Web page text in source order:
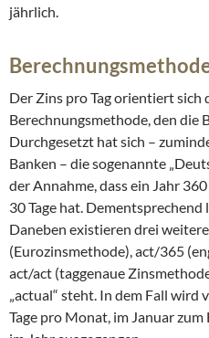
jährlich.
Der Zins pro Tag orientiert sich
Berechnungsmethode, den die
Durchgesetzt hat sich –
Banken – die sogenannte
der Annahme, dass ein Jahr
30 Tage hat.
Daneben existieren drei
(Eurozinsmethode), act/365
act/act (taggenaue
„actual“ steht. In dem Fall wird
Tage pro Monat, im Januar